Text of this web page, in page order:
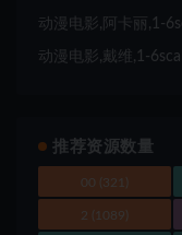
动漫电影,阿卡丽,1-
动漫电影,戴维,1-
推荐资源数量
00 (321)
2 (1089)